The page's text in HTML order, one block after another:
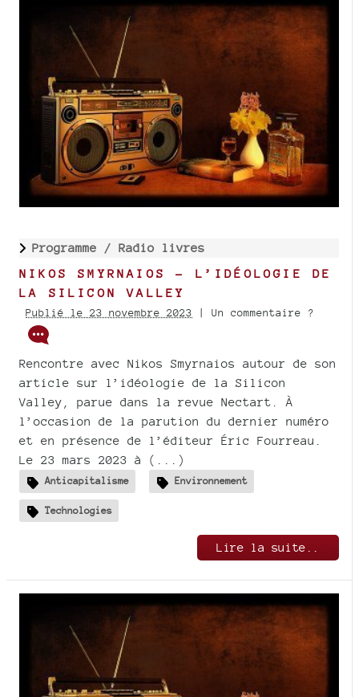
Programme / Radio livres
NIKOS SMYRNAIOS - L’IDÉOLOGIE DE
LA SILICON VALLEY
Publié le 23 novembre 2023 | Un commentaire ?
Rencontre avec Nikos Smyrnaios autour de son
article sur l’idéologie de la Silicon
Valley, parue dans la revue Nectart. À
l’occasion de la parution du dernier numéro
et en présence de l’éditeur Éric Fourreau.
Le 23 mars 2023 à (...)
Anticapitalisme Environnement
Technologies
Lire la suite..